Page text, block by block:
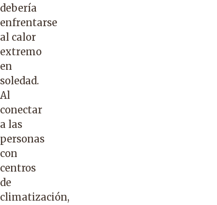
debería
enfrentarse
al calor
extremo
en
soledad.
Al
conectar
a las
personas
con
centros
de
climatización,